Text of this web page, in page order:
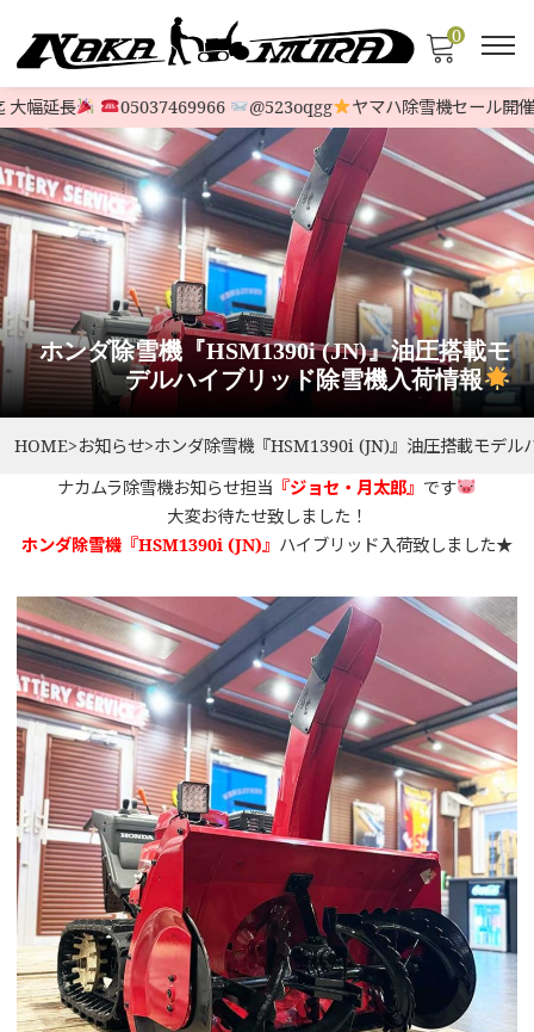
0
延長 05037469966 @523oqgg ヤマハ除雪機セール開催中
ホンダ除雪機『HSM1390i (JN)』油圧搭載モ
デルハイブリッド除雪機入荷情報
HOME>お知らせ>ホンダ除雪機『HSM1390i (JN)』油圧搭載モデル
ナカムラ除雪機お知らせ担当 『ジョセ・月太郎』です
大変お待たせ致しました！
ホンダ除雪機『HSM1390i (JN)』 ハイブリッド入荷致しました★